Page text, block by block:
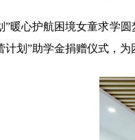
心护航困境女童求学圆
计划”助学金捐赠仪式，